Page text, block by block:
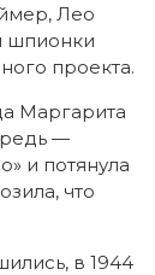
Лео
шпионки
проекта.
Маргарита
—
и потянула
что
в 1944